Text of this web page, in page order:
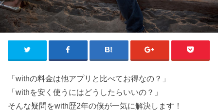
「withの料金は他アプリと比べてお得なの？」
「withを安く使うにはどうしたらいいの？」
そんな疑問をwith歴2年の僕が一気に解決します！